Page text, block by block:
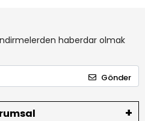
haberdar olmak
Gönder